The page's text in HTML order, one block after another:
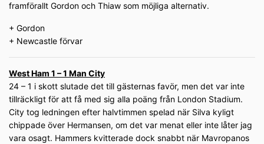
framförallt Gordon och Thiaw som möjliga alternativ.
+ Gordon
+ Newcastle förvar
West Ham 1 – 1 Man City
24 – 1 i skott slutade det till gästernas favör, men det var inte
tillräckligt för att få med sig alla poäng från London Stadium.
City tog ledningen efter halvtimmen spelad när Silva kyligt
chippade över Hermansen, om det var menat eller inte låter jag
vara osagt. Hammers kvitterade dock snabbt när Mavropanos